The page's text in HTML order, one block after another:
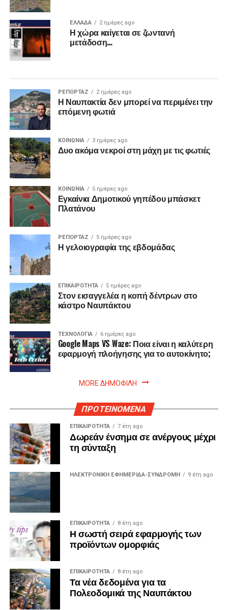
ΕΛΛΑΔΑ 2 ημέρες ago
Η χώρα καίγεται σε ζωντανή
μετάδοση…
ΡΕΠΟΡΤΑΖ 2 ημέρες ago
Η Ναυπακτία δεν μπορεί να περιμένει την
επόμενη φωτιά
ΚΟΙΝΩΝΙΑ 3 ημέρες ago
Δυο ακόμα νεκροί στη μάχη με τις φωτιές
ΚΟΙΝΩΝΙΑ 5 ημέρες ago
Εγκαίνια Δημοτικού γηπέδου μπάσκετ
Πλατάνου
ΡΕΠΟΡΤΑΖ 5 ημέρες ago
Η γελοιογραφία της εβδομάδας
ΕΠΙΚΑΙΡΟΤΗΤΑ 5 ημέρες ago
Στον εισαγγελέα η κοπή δέντρων στο
κάστρο Ναυπάκτου
ΤΕΧΝΟΛΟΓΙΑ 6 ημέρες ago
Google Maps VS Waze: Ποια είναι η καλύτερη
εφαρμογή πλοήγησης για το αυτοκίνητο;
MORE ΔΗΜΟΦΙΛΗ
ΠΡΟΤΕΙΝΟΜΕΝΑ
ΕΠΙΚΑΙΡΟΤΗΤΑ 7 έτη ago
Δωρεάν ένσημα σε ανέργους μέχρι
τη σύνταξη
ΗΛΕΚΤΡΟΝΙΚΗ ΕΦΗΜΕΡΙΔΑ-ΣΥΝΔΡΟΜΗ 9 έτη ago
ΕΠΙΚΑΙΡΟΤΗΤΑ 8 έτη ago
Η σωστή σειρά εφαρμογής των
προϊόντων ομορφιάς
ΕΠΙΚΑΙΡΟΤΗΤΑ 8 έτη ago
Τα νέα δεδομένα για τα
Πολεοδομικά της Ναυπάκτου